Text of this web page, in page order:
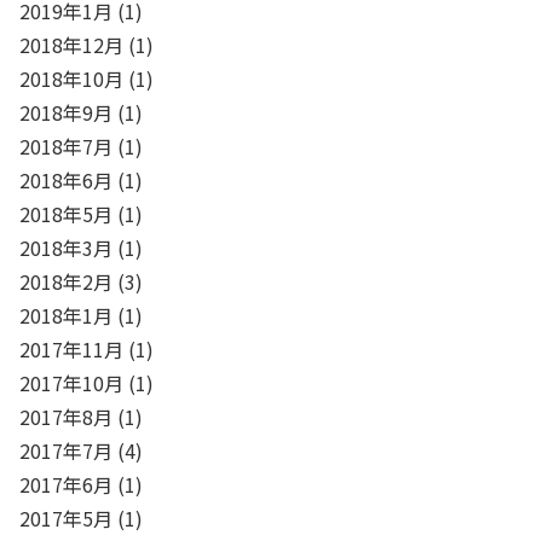
2019年1月 (1)
2018年12月 (1)
2018年10月 (1)
2018年9月 (1)
2018年7月 (1)
2018年6月 (1)
2018年5月 (1)
2018年3月 (1)
2018年2月 (3)
2018年1月 (1)
2017年11月 (1)
2017年10月 (1)
2017年8月 (1)
2017年7月 (4)
2017年6月 (1)
2017年5月 (1)